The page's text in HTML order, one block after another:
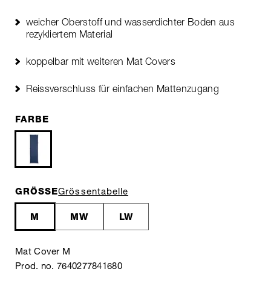
weicher Oberstoff und wasserdichter Boden aus
rezykliertem Material
koppelbar mit weiteren Mat Covers
Reissverschluss für einfachen Mattenzugang
FARBE
GRÖSSEGrössentabelle
M MW LW
Mat Cover M
Prod. no. 7640277841680